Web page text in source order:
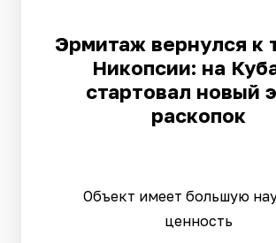
Эрмитаж вернулся к
Никопсии: на
стартовал новый
раскопок
Объект имеет большую
ценность